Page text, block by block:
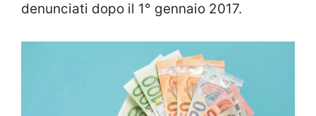
denunciati dopo il 1° gennaio 2017.